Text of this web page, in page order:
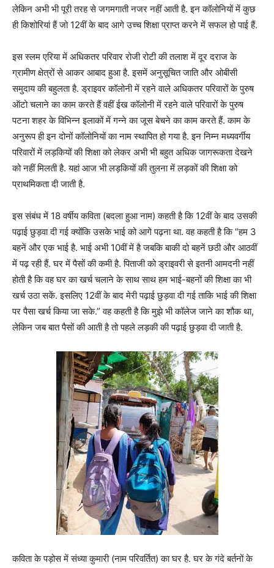
लेकिन अभी भी पूरी तरह से जगमगाती नजर नहीं आती है. इन कॉलोनियों में कुछ
ही किशोरियां हैं जो 12वीं के बाद आगे उच्च शिक्षा प्राप्त करने में सफल हो पाई हैं.
इस स्लम एरिया में अधिकतर परिवार रोजी रोटी की तलाश में दूर दराज के
ग्रामीण क्षेत्रों से आकर आबाद हुआ है. इसमें अनुसूचित जाति और ओबीसी
समुदाय की बहुलता है. ड्राइवर कॉलोनी में रहने वाले अधिकतर परिवारों के पुरुष
ऑटो चलाने का काम करते हैं वहीं ईख कॉलोनी में रहने वाले परिवारों के पुरुष
पटना शहर के विभिन्न इलाकों में गन्ने का जूस बेचने का काम करते हैं. काम के
अनुरूप ही इन दोनों कॉलोनियों का नाम स्थापित हो गया है. इन निम्न मध्यवर्गीय
परिवारों में लड़कियों की शिक्षा को लेकर अभी भी बहुत अधिक जागरूकता देखने
को नहीं मिलती है. यहां आज भी लड़कियों की तुलना में लड़कों की शिक्षा को
प्राथमिकता दी जाती है.
इस संबंध में 18 वर्षीय कविता (बदला हुआ नाम) कहती है कि 12वीं के बाद उसकी
पढ़ाई छुड़वा दी गई क्योंकि उसके भाई को आगे पढ़ना था. वह कहती है कि “हम 3
बहनें और एक भाई है. भाई अभी 10वीं में है जबकि बाकी दो बहनें छठी और आठवीं
में पढ़ रही हैं. घर में पैसों की कमी है. पिताजी को ड्राइवरी से इतनी आमदनी नहीं
होती है कि वह घर का खर्च चलाने के साथ साथ हम भाई-बहनों की शिक्षा का भी
खर्च उठा सकें. इसलिए 12वीं के बाद मेरी पढ़ाई छुड़वा दी गई ताकि भाई की शिक्षा
पर पैसा खर्च किया जा सके.” वह कहती है कि मुझे भी कॉलेज जाने का शौक था,
लेकिन जब बात पैसों की आती है तो पहले लड़की की पढ़ाई छुड़वा दी जाती है.
कविता के पड़ोस में संध्या कुमारी (नाम परिवर्तित) का घर है. घर के गंदे बर्तनों के